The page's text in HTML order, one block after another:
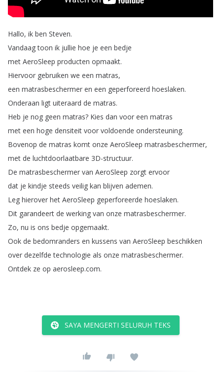
Hallo, ik ben Steven.
Vandaag toon ik jullie hoe je een bedje
met AeroSleep producten opmaakt.
Hiervoor gebruiken we een matras,
een matrasbeschermer en een geperforeerd hoeslaken.
Onderaan ligt uiteraard de matras.
Heb je nog geen matras? Kies dan voor een matras
met een hoge densiteit voor voldoende ondersteuning.
Bovenop de matras komt onze AeroSleep matrasbeschermer,
met de luchtdoorlaatbare 3D-structuur.
De matrasbeschermer van AeroSleep zorgt ervoor
dat je kindje steeds veilig kan blijven ademen.
Leg hierover het AeroSleep geperforeerde hoeslaken.
Dit garandeert de werking van onze matrasbeschermer.
Zo, nu is ons bedje opgemaakt.
Ook de bedomranders en kussens van AeroSleep beschikken
over dezelfde technologie als onze matrasbeschermer.
Ontdek ze op aerosleep.com.
SAYA MENGERTI SELURUH TEKS